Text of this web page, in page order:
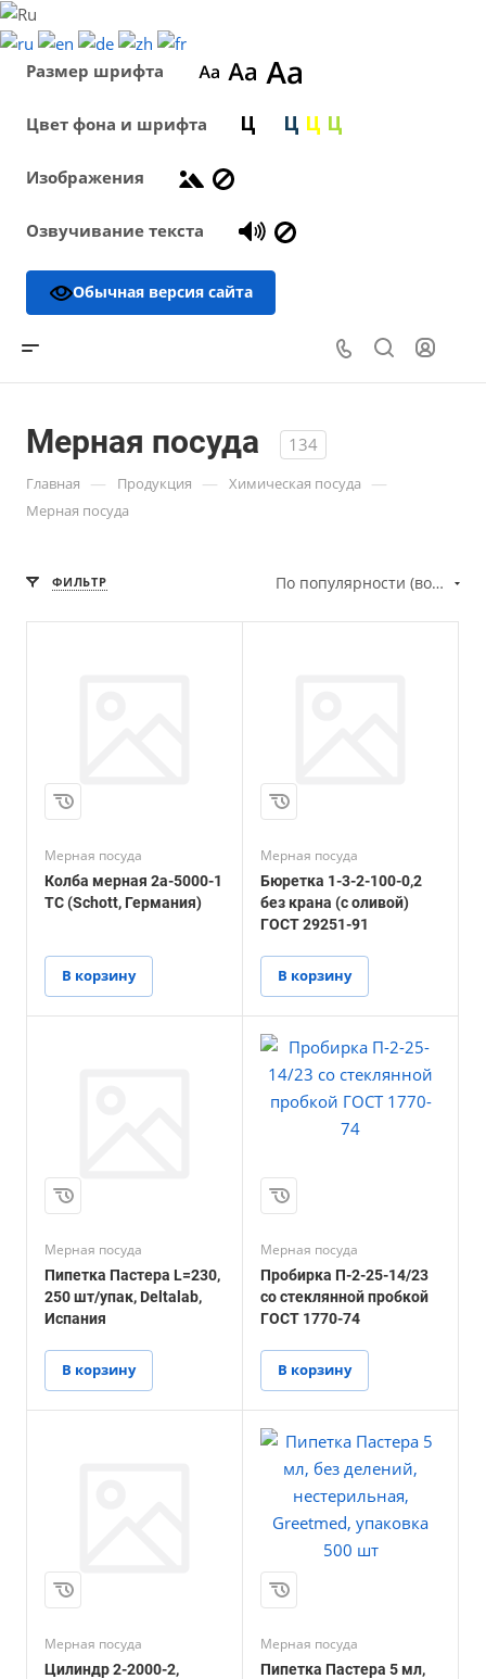
Размер шрифта
Цвет фона и шрифта
Изображения
Озвучивание текста
Обычная версия сайта
Мерная посуда 134
Главная — Продукция — Химическая посуда —
Мерная посуда
ФИЛЬТР По популярности (возрастание)
Мерная посуда
Колба мерная 2а-5000-1
ТС (Schott, Германия)
В корзину
Мерная посуда
Бюретка 1-3-2-100-0,2
без крана (с оливой)
ГОСТ 29251-91
В корзину
Мерная посуда
Пипетка Пастера L=230,
250 шт/упак, Deltalab,
Испания
В корзину
Мерная посуда
Пробирка П-2-25-14/23
со стеклянной пробкой
ГОСТ 1770-74
В корзину
Мерная посуда
Цилиндр 2-2000-2,
Мерная посуда
Пипетка Пастера 5 мл,